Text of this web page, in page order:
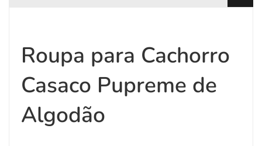
Roupa para Cachorro
Casaco Pupreme de
Algodão